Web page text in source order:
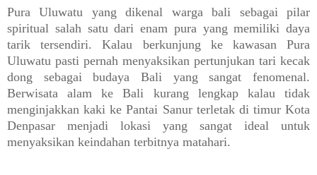
Pura Uluwatu yang dikenal warga bali sebagai pilar
spiritual salah satu dari enam pura yang memiliki daya
tarik tersendiri. Kalau berkunjung ke kawasan Pura
Uluwatu pasti pernah menyaksikan pertunjukan tari kecak
dong sebagai budaya Bali yang sangat fenomenal.
Berwisata alam ke Bali kurang lengkap kalau tidak
menginjakkan kaki ke Pantai Sanur terletak di timur Kota
Denpasar menjadi lokasi yang sangat ideal untuk
menyaksikan keindahan terbitnya matahari.